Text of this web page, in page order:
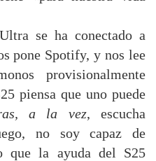
se ha conectado a
pone Spotify, y nos lee
provisionalmente
piensa que uno puede
a la vez, escucha
no soy capaz de
que la ayuda del S25